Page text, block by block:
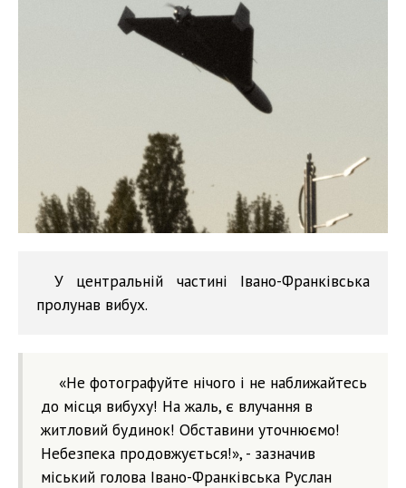
У центральній частині Івано-Франківська
пролунав вибух.
«Не фотографуйте нічого і не наближайтесь
до місця вибуху! На жаль, є влучання в
житловий будинок! Обставини уточнюємо!
Небезпека продовжується!», - зазначив
міський голова Івано-Франківська Руслан